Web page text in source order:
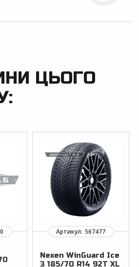
ЦЬОГО
Nexen WinGuard Ice
3 185/70 R14 92T XL